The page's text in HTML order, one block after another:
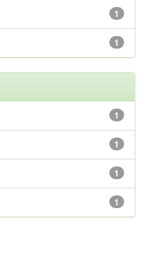
1
1
1
1
1
1